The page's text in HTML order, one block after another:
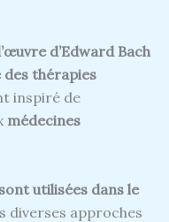
d’Edward Bach
des thérapies
inspiré de
médecines
utilisées dans le
diverses approches